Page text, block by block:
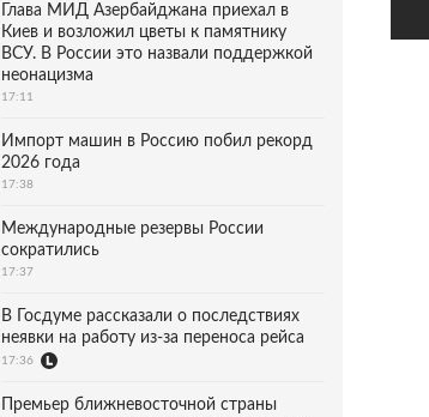
Глава МИД Азербайджана приехал в
Киев и возложил цветы к памятнику
ВСУ. В России это назвали поддержкой
неонацизма
17:11
Импорт машин в Россию побил рекорд
2026 года
17:38
Международные резервы России
сократились
17:37
В Госдуме рассказали о последствиях
неявки на работу из-за переноса рейса
17:36
Премьер ближневосточной страны